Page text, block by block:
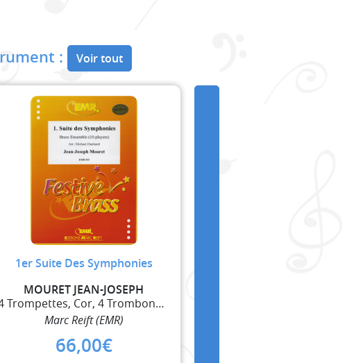
: Voir tout
1er Suite Des Symphonies
MOURET JEAN-JOSEPH
4 Trompettes, Cor, 4 Trombones et Tuba
Marc Reift (EMR)
66,00€